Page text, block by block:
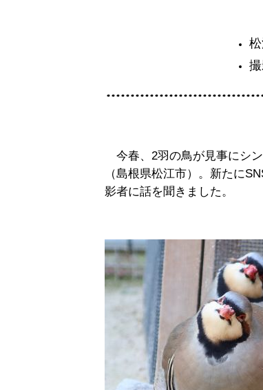
今春、2羽の鳥が見事にシ
（島根県松江市）。新たに
影者に話を聞きました。